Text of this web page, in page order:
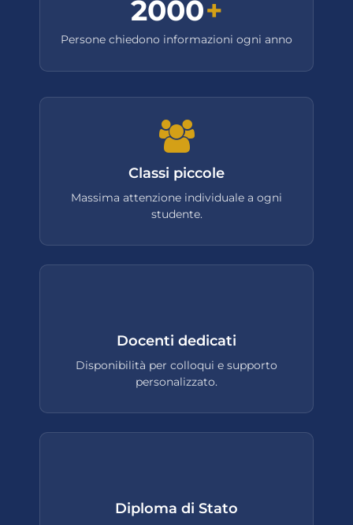
2000+
Persone chiedono informazioni ogni anno
Classi piccole
Massima attenzione individuale a ogni
studente.
Docenti dedicati
Disponibilità per colloqui e supporto
personalizzato.
Diploma di Stato